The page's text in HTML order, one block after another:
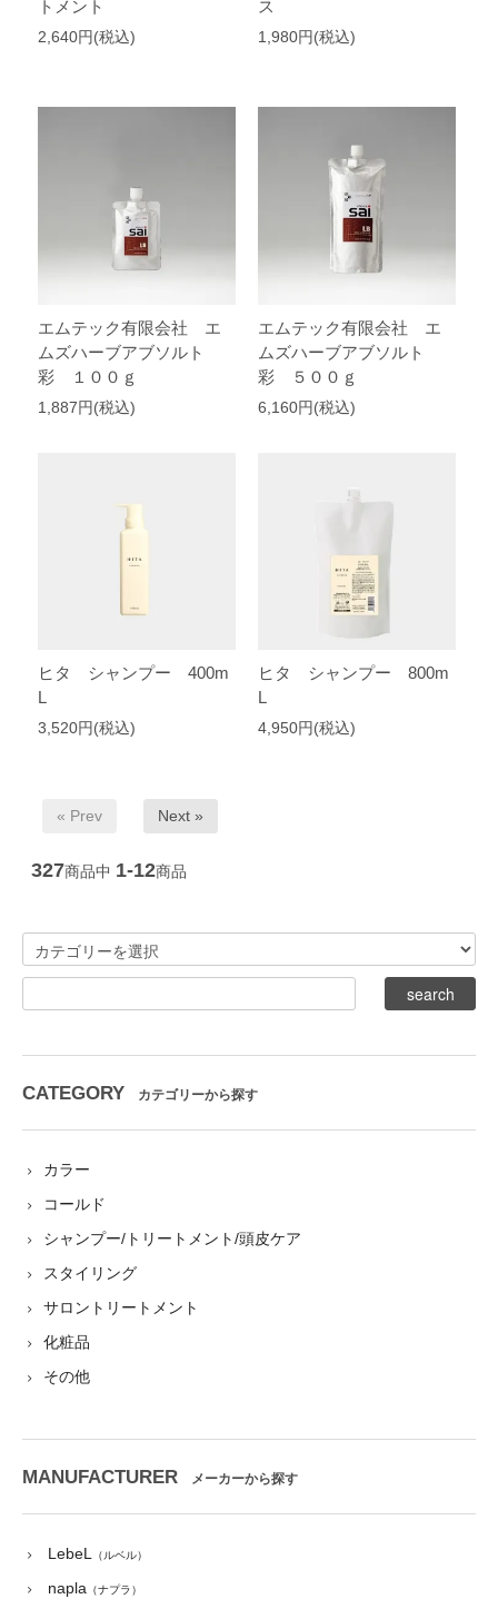
トメント
2,640円(税込)
ス
1,980円(税込)
エムテック有限会社 エ
ムズハーブアブソルト
彩 １００ｇ
1,887円(税込)
エムテック有限会社 エ
ムズハーブアブソルト
彩 ５００ｇ
6,160円(税込)
ヒタ シャンプー 400m
L
3,520円(税込)
ヒタ シャンプー 800m
L
4,950円(税込)
« Prev Next »
327商品中 1-12商品
CATEGORY カテゴリーから探す
カラー
コールド
シャンプー/トリートメント/頭皮ケア
スタイリング
サロントリートメント
化粧品
その他
MANUFACTURER メーカーから探す
LebeL （ルベル）
napla （ナプラ）